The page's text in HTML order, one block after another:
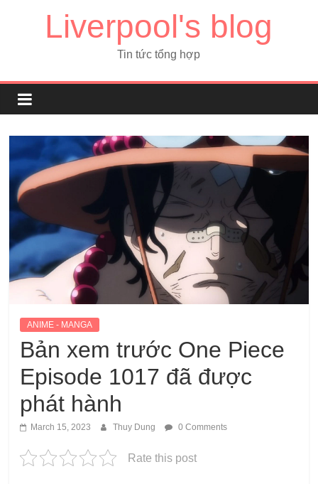
Liverpool's blog
Tin tức tổng hợp
ANIME - MANGA
Bản xem trước One Piece
Episode 1017 đã được
phát hành
March 15, 2023 Thuy Dung 0 Comments
Rate this post